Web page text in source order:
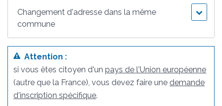
Changement d'adresse dans la même
commune
Attention :
si vous êtes citoyen d'unpays de l'Union européenne
(autre que la France), vous devez faire une demande
d'inscription spécifique.